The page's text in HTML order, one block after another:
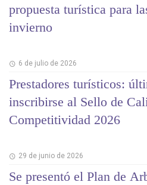
propuesta turística para
invierno
6 de julio de 2026
Prestadores turísticos:
inscribirse al Sello de
Competitividad 2026
29 de junio de 2026
Se presentó el Plan de